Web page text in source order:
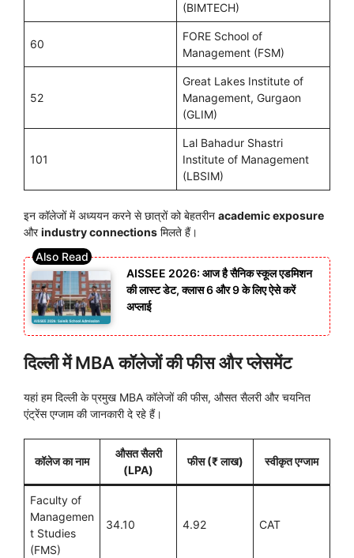
(BIMTECH)
60
FORE School of
Management (FSM)
52
Great Lakes Institute of
Management, Gurgaon
(GLIM)
101
Lal Bahadur Shastri
Institute of Management
(LBSIM)
इन कॉलेजों में अध्ययन करने से छात्रों को बेहतरीन academic exposure
औरindustry connections मिलते हैं।
AISSEE 2026: आज है सैनिक स्कूल एडमिशन
की लास्ट डेट, क्लास 6 और 9 के लिए ऐसे करें
अप्लाई
दिल्ली में MBA कॉलेजों की फीस और प्लेसमेंट
यहां हम दिल्ली के प्रमुख MBA कॉलेजों की फीस, औसत सैलरी और चयनित
एंट्रेंस एग्जाम की जानकारी दे रहे हैं।
कॉलेज का नाम
औसत सैलरी
(LPA)
फीस (₹ लाख) स्वीकृत एग्जाम
Faculty of
Managemen
t Studies
(FMS)
34.10 4.92 CAT